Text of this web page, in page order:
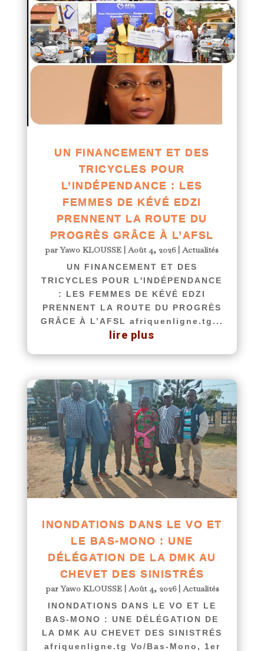
UN FINANCEMENT ET DES
TRICYCLES POUR
L’INDÉPENDANCE : LES
FEMMES DE KÉVÉ EDZI
PRENNENT LA ROUTE DU
PROGRÈS GRÂCE À L’AFSL
parYawo KLOUSSE |Août 4, 2026|Actualités
UN FINANCEMENT ET DES
TRICYCLES POUR L'INDÉPENDANCE
: LES FEMMES DE KÉVÉ EDZI
PRENNENT LA ROUTE DU PROGRÈS
GRÂCE À L’AFSL afriquenligne.tg...
lire plus
INONDATIONS DANS LE VO ET
LE BAS-MONO : UNE
DÉLÉGATION DE LA DMK AU
CHEVET DES SINISTRÉS
parYawo KLOUSSE|Août 4, 2026|Actualités
INONDATIONS DANS LE VO ET LE
BAS-MONO : UNE DÉLÉGATION DE
LA DMK AU CHEVET DES SINISTRÉS
afriquenligne.tg Vo/Bas-Mono, 1er